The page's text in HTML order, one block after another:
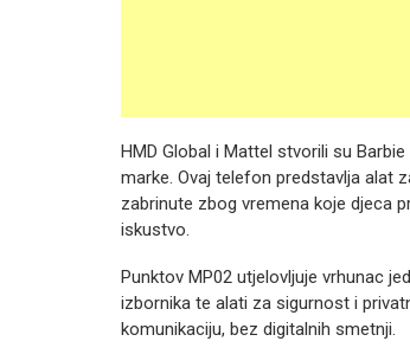
HMD Global i Mattel stvorili su
marke. Ovaj telefon predstavlja alat
zabrinute zbog vremena koje djeca
iskustvo.
Punktov MP02 utjelovljuje vrhunac
izbornika te alati za sigurnost i
komunikaciju, bez digitalnih smetnji.